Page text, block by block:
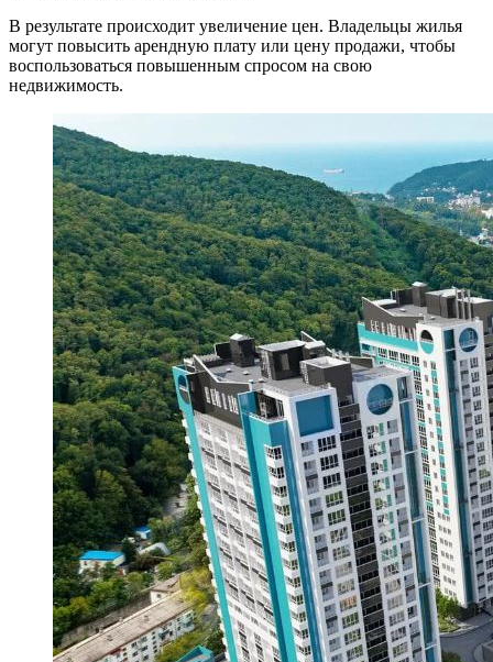
В результате происходит увеличение цен. Владельцы жилья
могут повысить арендную плату или цену продажи, чтобы
воспользоваться повышенным спросом на свою
недвижимость.